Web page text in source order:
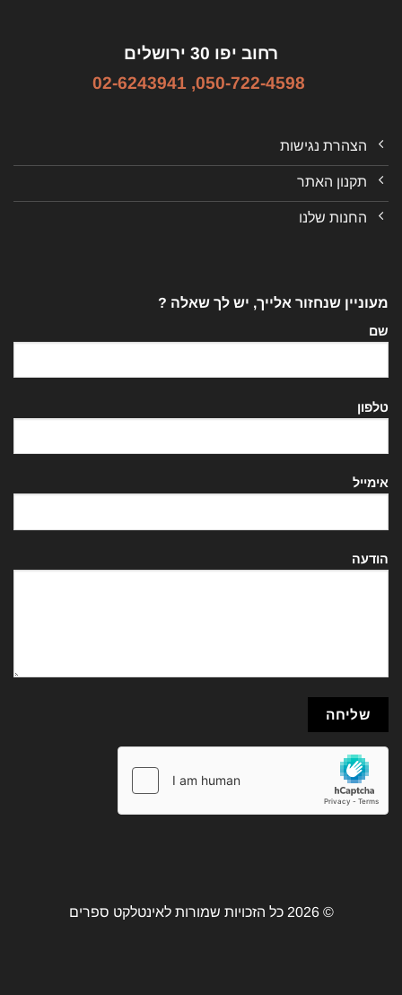
רחוב יפו 30 ירושלים
050-722-4598
,
02-6243941
הצהרת נגישות
תקנון האתר
החנות שלנו
מעוניין שנחזור אלייך, יש לך שאלה ?
שם
טלפון
אימייל
הודעה
© 2026 כל הזכויות שמורות לאינטלקט ספרים